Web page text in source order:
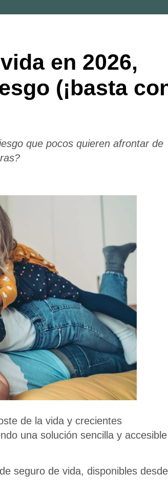
en 2026,
(¡basta
que pocos quieren afrontar de
de la vida y crecientes
una solución sencilla y accesible
seguro de vida, disponibles desde